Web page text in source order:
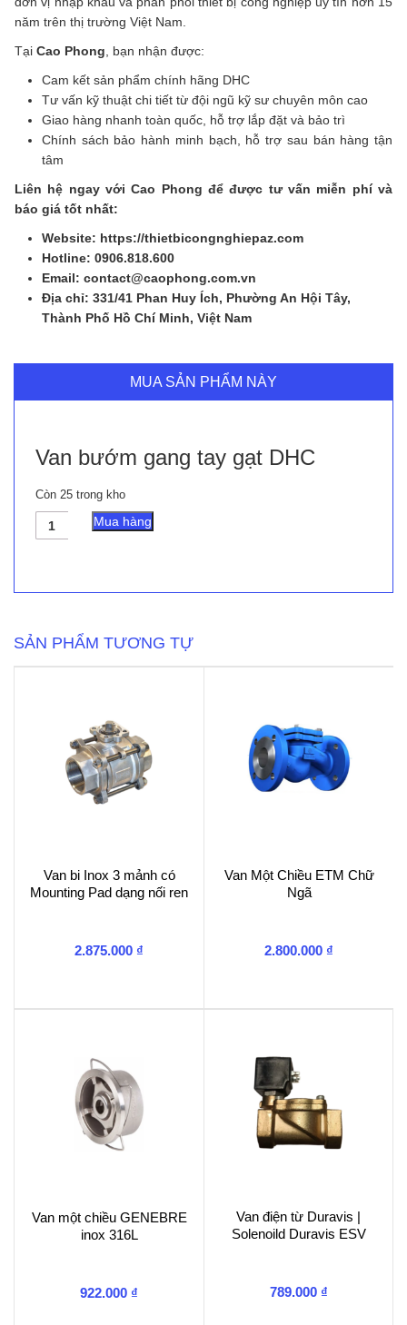
năm trên thị trường Việt Nam.
Tại Cao Phong, bạn nhận được:
Cam kết sản phẩm chính hãng DHC
Tư vấn kỹ thuật chi tiết từ đội ngũ kỹ sư chuyên môn cao
Giao hàng nhanh toàn quốc, hỗ trợ lắp đặt và bảo trì
Chính sách bảo hành minh bạch, hỗ trợ sau bán hàng tận
tâm
Liên hệ ngay với Cao Phong để được tư vấn miễn phí và
báo giá tốt nhất:
Website: https://thietbicongnghiepaz.com
Hotline: 0906.818.600
Email: contact@caophong.com.vn
Địa chỉ: 331/41 Phan Huy Ích, Phường An Hội Tây,
Thành Phố Hồ Chí Minh, Việt Nam
MUA SẢN PHẨM NÀY
Van bướm gang tay gạt DHC
Còn 25 trong kho
Van
bướm
Mua hàng
SẢN PHẨM TƯƠNG TỰ
Van bi Inox 3 mảnh có
Mounting Pad dạng nối ren
2.875.000 ₫
Van Một Chiều ETM Chữ
Ngã
2.800.000 ₫
Van một chiều GENEBRE
inox 316L
922.000 ₫
Van điện từ Duravis |
Solenoild Duravis ESV
789.000 ₫